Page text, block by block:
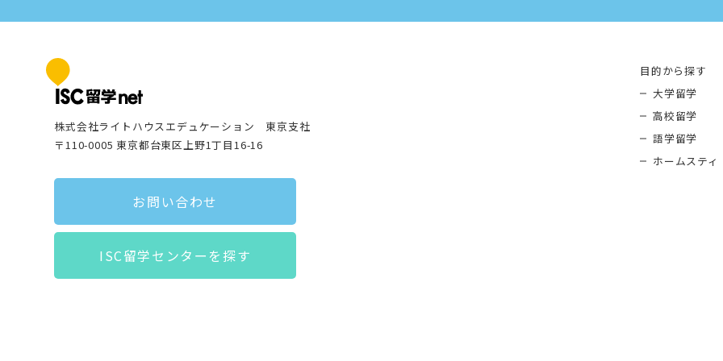
株式会社ライトハウスエデュケーション 東京支社
〒110-0005 東京都台東区上野1丁目16-16
お問い合わせ
ISC留学センターを探す
目的から探す
大学留学
高校留学
語学留学
ホームスティ